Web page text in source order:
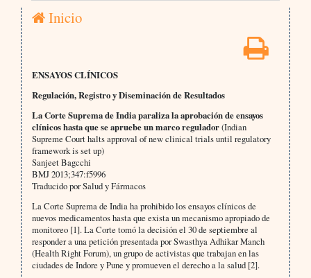
Inicio
ENSAYOS CLÍNICOS
Regulación, Registro y Diseminación de Resultados
La Corte Suprema de India paraliza la aprobación de ensayos
clínicos hasta que se apruebe un marco regulador(Indian
Supreme Court halts approval of new clinical trials until regulatory
framework is set up)
Sanjeet Bagcchi
BMJ 2013;347:f5996
Traducido por Salud y Fármacos
La Corte Suprema de India ha prohibido los ensayos clínicos de
nuevos medicamentos hasta que exista un mecanismo apropiado de
monitoreo [1]. La Corte tomó la decisión el 30 de septiembre al
responder a una petición presentada por Swasthya Adhikar Manch
(Health Right Forum), un grupo de activistas que trabajan en las
ciudades de Indore y Pune y promueven el derecho a la salud [2].